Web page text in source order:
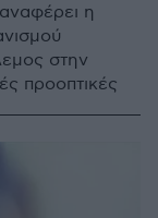
η
στην
προοπτικές